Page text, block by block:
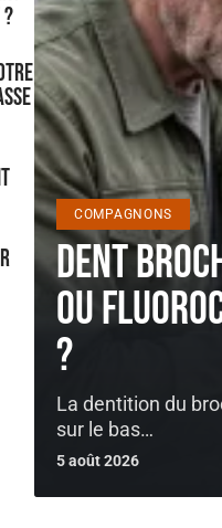
COMPAGNONS
Dent
ou
?
La dentition du
sur le bas…
5 août 2026